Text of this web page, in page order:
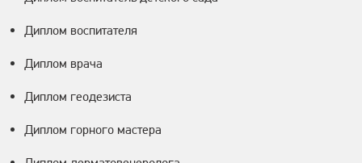
Диплом воспитателя
Диплом врача
Диплом геодезиста
Диплом горного мастера